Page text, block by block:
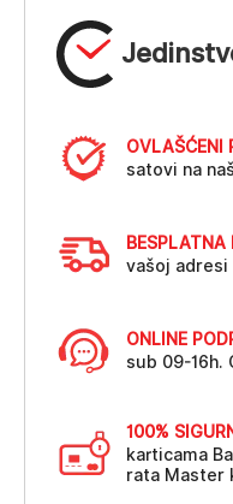
OVLAŠĆENI
satovi na
BESPLATNA
vašoj adresi
ONLINE
sub 09-16h.
100%
karticama
rata Master